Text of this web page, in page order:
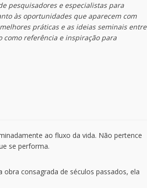
pesquisadores e especialistas para
às oportunidades que aparecem com
práticas e as ideias seminais entre
referência e inspiração para
ao fluxo da vida. Não pertence
se performa.
consagrada de séculos passados, ela